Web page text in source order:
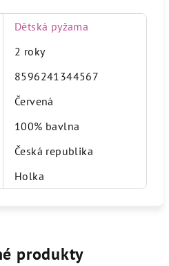
Dětská pyžama
2 roky
8596241344567
Červená
100% bavlna
Česká republika
Holka
produkty